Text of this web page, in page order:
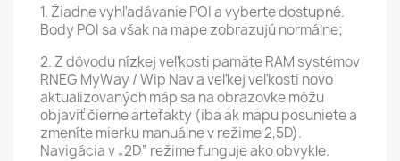
1. Žiadne vyhľadávanie POI a vyberte dostupné.
Body POI sa však na mape zobrazujú normálne;
2. Z dôvodu nízkej veľkosti pamäte RAM systémov
RNEG MyWay / Wip Nav a veľkej veľkosti novo
aktualizovaných máp sa na obrazovke môžu
objaviť čierne artefakty (iba ak mapu posuniete a
zmeníte mierku manuálne v režime 2,5D).
Navigácia v „2D“ režime funguje ako obvykle.